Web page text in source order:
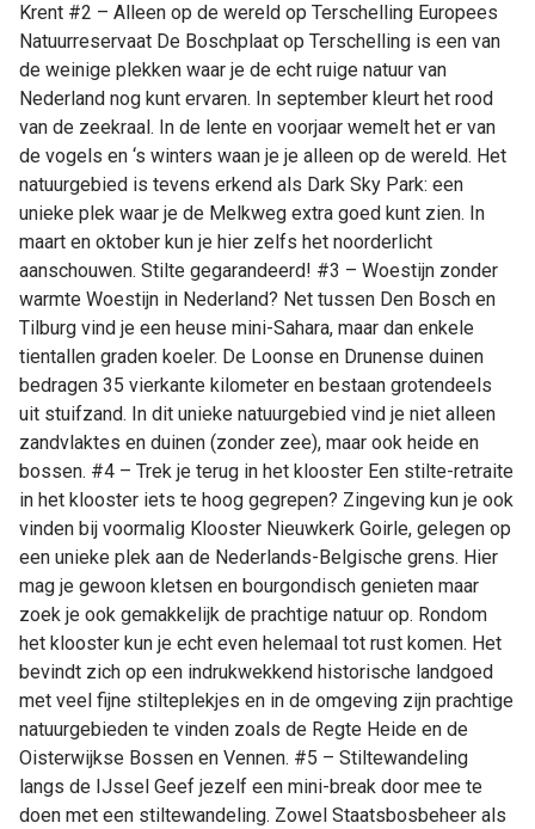
Krent #2 – Alleen op de wereld op Terschelling Europees
Natuurreservaat De Boschplaat op Terschelling is een van
de weinige plekken waar je de echt ruige natuur van
Nederland nog kunt ervaren. In september kleurt het rood
van de zeekraal. In de lente en voorjaar wemelt het er van
de vogels en ‘s winters waan je je alleen op de wereld. Het
natuurgebied is tevens erkend als Dark Sky Park: een
unieke plek waar je de Melkweg extra goed kunt zien. In
maart en oktober kun je hier zelfs het noorderlicht
aanschouwen. Stilte gegarandeerd! #3 – Woestijn zonder
warmte Woestijn in Nederland? Net tussen Den Bosch en
Tilburg vind je een heuse mini-Sahara, maar dan enkele
tientallen graden koeler. De Loonse en Drunense duinen
bedragen 35 vierkante kilometer en bestaan grotendeels
uit stuifzand. In dit unieke natuurgebied vind je niet alleen
zandvlaktes en duinen (zonder zee), maar ook heide en
bossen. #4 – Trek je terug in het klooster Een stilte-retraite
in het klooster iets te hoog gegrepen? Zingeving kun je ook
vinden bij voormalig Klooster Nieuwkerk Goirle, gelegen op
een unieke plek aan de Nederlands-Belgische grens. Hier
mag je gewoon kletsen en bourgondisch genieten maar
zoek je ook gemakkelijk de prachtige natuur op. Rondom
het klooster kun je echt even helemaal tot rust komen. Het
bevindt zich op een indrukwekkend historische landgoed
met veel fijne stilteplekjes en in de omgeving zijn prachtige
natuurgebieden te vinden zoals de Regte Heide en de
Oisterwijkse Bossen en Vennen. #5 – Stiltewandeling
langs de IJssel Geef jezelf een mini-break door mee te
doen met een stiltewandeling. Zowel Staatsbosbeheer als